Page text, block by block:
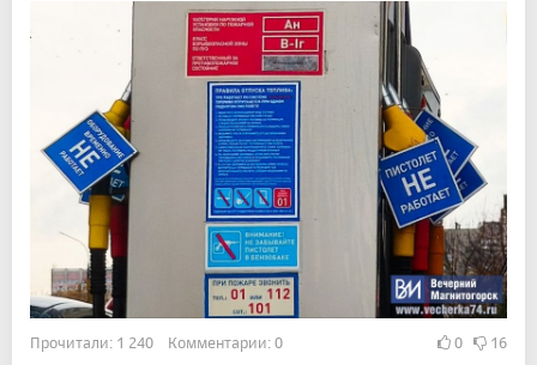
Прочитали: 1 240 Комментарии: 0 0 16